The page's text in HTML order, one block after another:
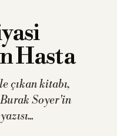
Hasta
çıkan kitabı,
Soyer'in